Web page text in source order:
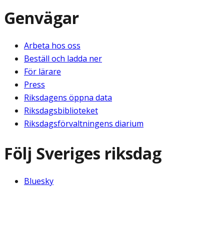
Genvägar
Arbeta hos oss
Beställ och ladda ner
För lärare
Press
Riksdagens öppna data
Riksdagsbiblioteket
Riksdagsförvaltningens diarium
Följ Sveriges riksdag
Bluesky